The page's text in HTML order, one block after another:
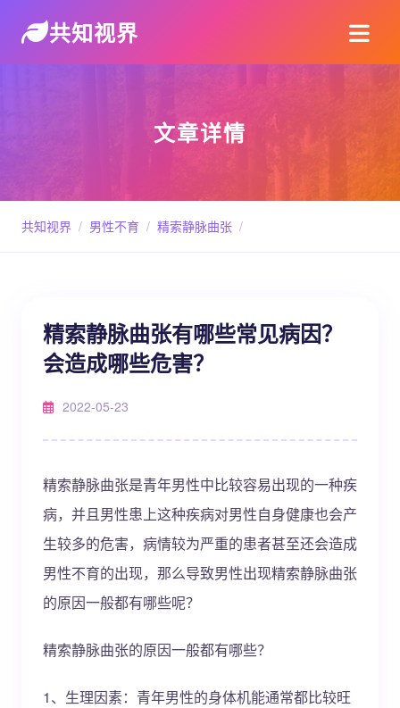
共知视界
文章详情
共知视界 / 男性不育 / 精索静脉曲张 /
精索静脉曲张有哪些常见病因？
会造成哪些危害？
2022-05-23
精索静脉曲张是青年男性中比较容易出现的一种疾
病，并且男性患上这种疾病对男性自身健康也会产
生较多的危害，病情较为严重的患者甚至还会造成
男性不育的出现，那么导致男性出现精索静脉曲张
的原因一般都有哪些呢？
精索静脉曲张的原因一般都有哪些？
1、生理因素：青年男性的身体机能通常都比较旺